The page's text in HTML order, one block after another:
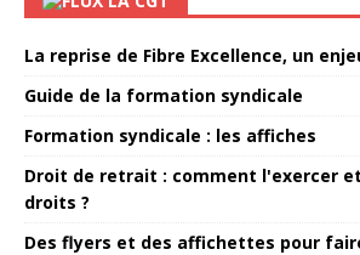
La reprise de Fibre Excellence, un
Guide de la formation syndicale
Formation syndicale : les affiches
Droit de retrait : comment l'exercer
droits ?
Des flyers et des affichettes pour